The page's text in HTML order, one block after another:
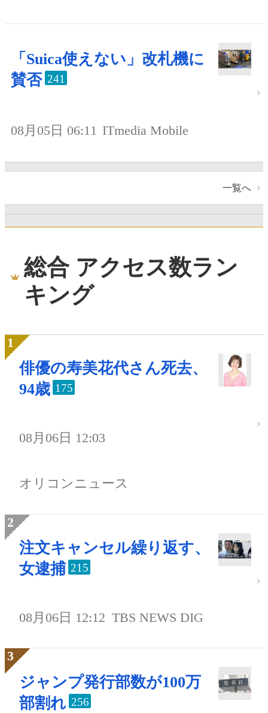
「Suica使えない」改札機に
賛否 241
08月05日 06:11 ITmedia Mobile
一覧へ
総合 アクセス数ラン
キング
俳優の寿美花代さん死去、
94歳 175
08月06日 12:03
オリコンニュース
注文キャンセル繰り返す、
女逮捕 215
08月06日 12:12 TBS NEWS DIG
ジャンプ発行部数が100万
部割れ 256